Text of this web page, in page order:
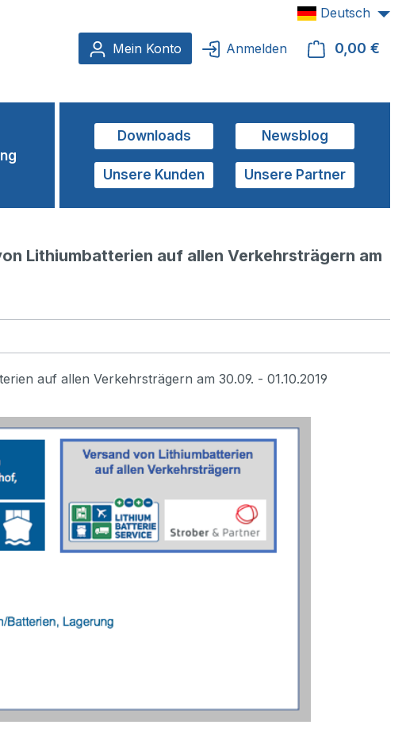
Mein Konto
Anmelden 0,00 €
Deutsch
Downloads Newsblog
Unsere Kunden Unsere Partner
Lithiumbatterien auf allen Verkehrsträgern am
auf allen Verkehrsträgern am 30.09. - 01.10.2019